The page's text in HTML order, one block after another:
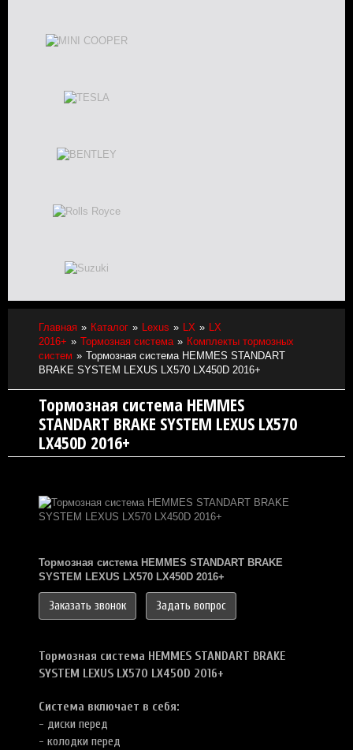
Главная Каталог Lexus LX
LX
2016+
Тормозная система
Комплекты тормозных
систем
Тормозная система HEMMES STANDART
BRAKE SYSTEM LEXUS LX570 LX450D 2016+
Тормозная система HEMMES
STANDART BRAKE SYSTEM LEXUS LX570
LX450D 2016+
Тормозная система HEMMES STANDART BRAKE
SYSTEM LEXUS LX570 LX450D 2016+
Заказать звонок Задать вопрос
Тормозная система HEMMES STANDART BRAKE
SYSTEM LEXUS LX570 LX450D 2016+
Система включает в себя:
- диски перед
- колодки перед